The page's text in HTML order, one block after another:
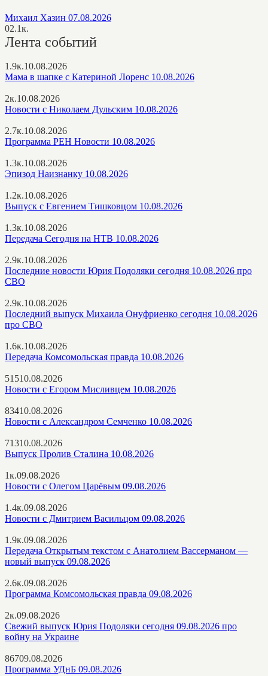
Михаил Хазин 07.08.2026
02.1к.
Лента событий
1.9к.10.08.2026
Мама в шапке с Катериной Лоренс 10.08.2026
2к.10.08.2026
Новости с Николаем Дульским 10.08.2026
2.7к.10.08.2026
Программа РЕН Новости 10.08.2026
1.3к.10.08.2026
Эпизод Наизнанку 10.08.2026
1.2к.10.08.2026
Выпуск с Евгением Тишковцом 10.08.2026
1.3к.10.08.2026
Передача Сегодня на НТВ 10.08.2026
2.9к.10.08.2026
Последние новости Юрия Подоляки сегодня 10.08.2026 про
СВО
2.9к.10.08.2026
Последний выпуск Михаила Онуфриенко сегодня 10.08.2026
про СВО
1.6к.10.08.2026
Передача Комсомольская правда 10.08.2026
51510.08.2026
Новости с Егором Мисливцем 10.08.2026
83410.08.2026
Новости с Александром Семченко 10.08.2026
71310.08.2026
Выпуск Пролив Сталина 10.08.2026
1к.09.08.2026
Новости с Олегом Царёвым 09.08.2026
1.4к.09.08.2026
Новости с Дмитрием Васильцом 09.08.2026
1.9к.09.08.2026
Передача Открытым текстом с Анатолием Вассерманом —
новый выпуск 09.08.2026
2.6к.09.08.2026
Программа Комсомольская правда 09.08.2026
2к.09.08.2026
Свежий выпуск Юрия Подоляки сегодня 09.08.2026 про
войну на Украине
86709.08.2026
Программа УДнБ 09.08.2026